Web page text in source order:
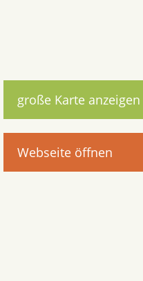
große Karte anzeigen
Webseite öffnen